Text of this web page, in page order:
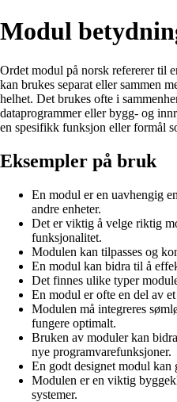
Modul
Ordet modul på norsk refererer til
kan brukes separat eller sammen
helhet. Det brukes ofte i
dataprogrammer eller bygg- og
en spesifikk funksjon eller formål
Eksempler på bruk
En modul er en uavhengig
andre enheter.
Det er viktig å velge riktig
funksjonalitet.
Modulen kan tilpasses og
En modul kan bidra til å
Det finnes ulike typer
En modul er ofte en del av
Modulen må integreres
fungere optimalt.
Bruken av moduler kan
nye programvarefunksjoner.
En godt designet modul kan
Modulen er en viktig
systemer.